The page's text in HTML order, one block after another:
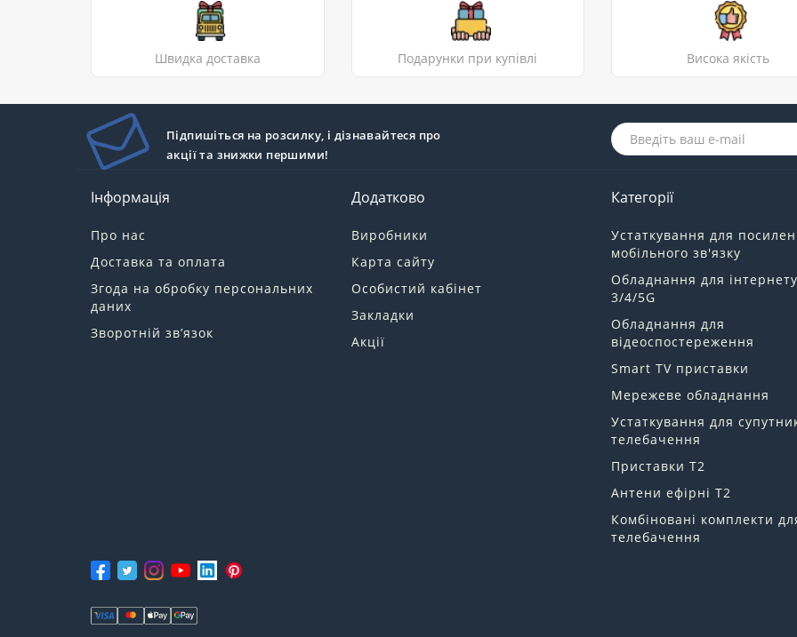
Швидка доставка Подарунки при купівлі Висока якість
Підпишіться на розсилку, і дізнавайтеся про
акції та знижки першими!
Інформація
Про нас
Доставка та оплата
Згода на обробку персональних
даних
Зворотній зв’язок
Додатково
Виробники
Карта сайту
Особистий кабінет
Закладки
Акції
Категорії
Устаткування для
мобільного зв'язку
Обладнання для інтернету
3/4/5G
Обладнання для
відеоспостереження
Smart TV приставки
Мережеве обладнання
Устаткування для
телебачення
Приставки Т2
Антени ефірні Т2
Комбіновані комплекти
телебачення